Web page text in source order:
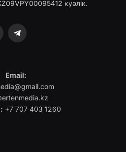
куәлік.
Telegram
Email:
+7 707 403 1260